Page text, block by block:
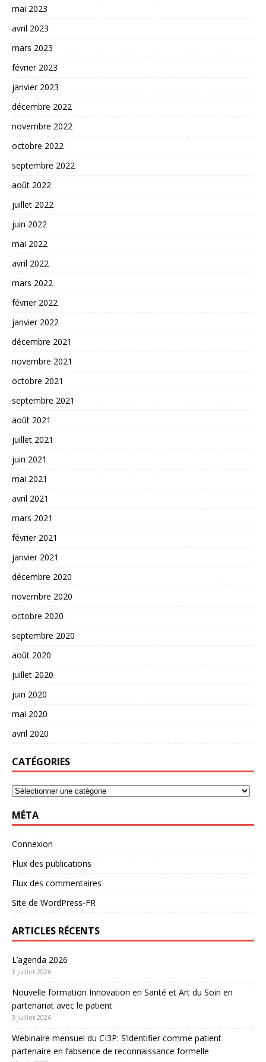
mai 2023
avril 2023
mars 2023
février 2023
janvier 2023
décembre 2022
novembre 2022
octobre 2022
septembre 2022
août 2022
juillet 2022
juin 2022
mai 2022
avril 2022
mars 2022
février 2022
janvier 2022
décembre 2021
novembre 2021
octobre 2021
septembre 2021
août 2021
juillet 2021
juin 2021
mai 2021
avril 2021
mars 2021
février 2021
janvier 2021
décembre 2020
novembre 2020
octobre 2020
septembre 2020
août 2020
juillet 2020
juin 2020
mai 2020
avril 2020
CATÉGORIES
MÉTA
Connexion
Flux des publications
Flux des commentaires
Site de WordPress-FR
ARTICLES RÉCENTS
L’agenda 2026
3 juillet 2026
Nouvelle formation Innovation en Santé et Art du Soin en
partenariat avec le patient
3 juillet 2026
Webinaire mensuel du CI3P: S’identifier comme patient
partenaire en l’absence de reconnaissance formelle